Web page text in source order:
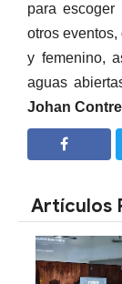
para
otros
y femenino,
aguas
Johan
Artículos